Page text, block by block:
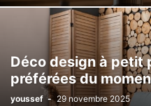
Déco design à petit
préférées du
youssef - 29 novembre 2025